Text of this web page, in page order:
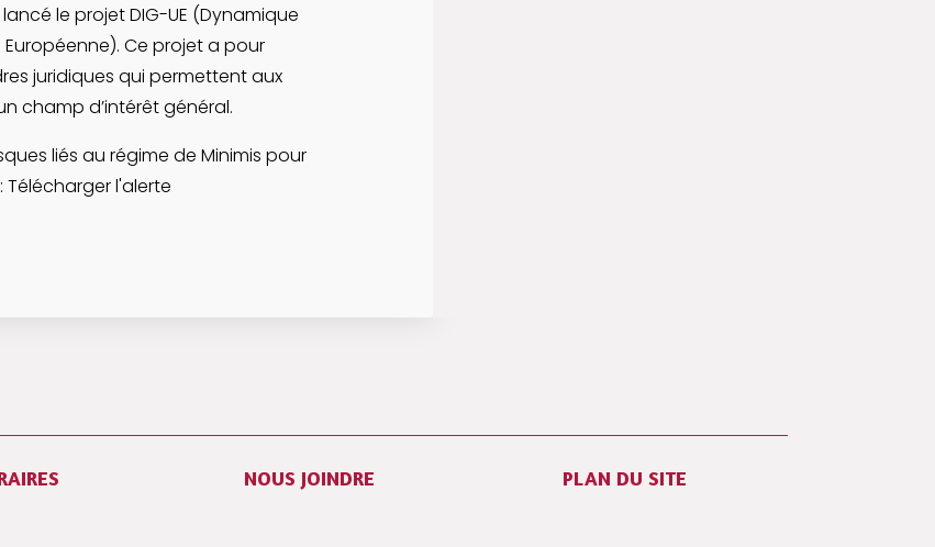
le projet DIG-UE (Dynamique
Européenne). Ce projet a pour
juridiques qui permettent aux
champ d’intérêt général.
liés au régime de Minimis pour
l'alerte
NOUS JOINDRE PLAN DU SITE